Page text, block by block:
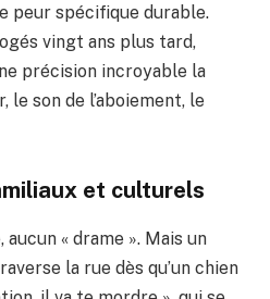
peur spécifique durable.
vingt ans plus tard,
précision incroyable la
le son de l’aboiement, le
et culturels
« drame ». Mais un
la rue dès qu’un chien